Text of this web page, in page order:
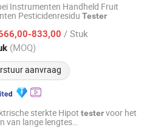
Instrumenten Handheld Fruit
Pesticidenresidu Tester
833,00 / Stuk
(MOQ)
aanvraag
2015
sterkte Hipot testervoor het
van lange lengtes
Co., Ltd.